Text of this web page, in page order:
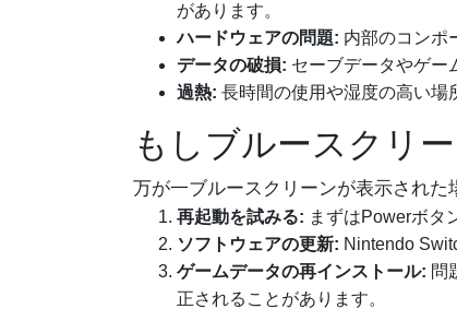
があります。
ハードウェアの問題: 内部のコンポ
データの破損: セーブデータやゲー
過熱: 長時間の使用や湿度の高い場
もしブルースクリ
万が一ブルースクリーンが表示された
再起動を試みる: まずはPowerボタ
ソフトウェアの更新: Nintendo
ゲームデータの再インストール: 問
正されることがあります。